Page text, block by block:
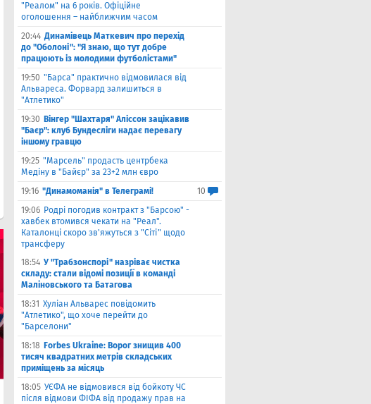
"Реалом" на 6 років. Офіційне
оголошення – найближчим часом
20:44 Динамівець Маткевич про перехід
до "Оболоні": "Я знаю, що тут добре
працюють із молодими футболістами"
19:50 "Барса" практично відмовилася від
Альвареса. Форвард залишиться в
"Атлетико"
19:30 Вінгер "Шахтаря" Аліссон зацікавив
"Баєр": клуб Бундесліги надає перевагу
іншому гравцю
19:25 "Марсель" продасть центрбека
Медіну в "Байєр" за 23+2 млн євро
19:16 "Динамоманія" в Телеграмі!
10
19:06 Родрі погодив контракт з "Барсою" -
хавбек втомився чекати на "Реал".
Каталонці скоро зв'яжуться з "Сіті" щодо
трансферу
18:54 У "Трабзонспорі" назріває чистка
складу: стали відомі позиції в команді
Малiновського та Батагова
18:31 Хуліан Альварес повідомить
"Атлетико", що хоче перейти до
"Барселони"
18:18 Forbes Ukraine: Ворог знищив 400
тисяч квадратних метрів складських
приміщень за місяць
18:05 УЄФА не відмовився від бойкоту ЧС
після відмови ФІФА від продажу прав на